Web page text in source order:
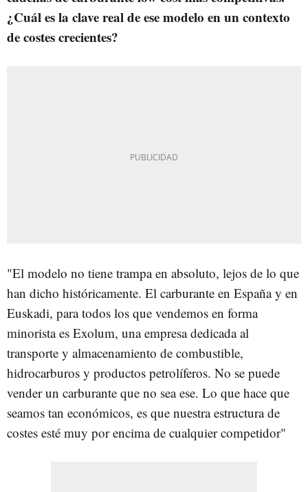
¿Cuál es la clave real de ese modelo en un contexto
de costes crecientes?
"El modelo no tiene trampa en absoluto, lejos de lo que
han dicho históricamente. El carburante en España y en
Euskadi, para todos los que vendemos en forma
minorista es Exolum, una empresa dedicada al
transporte y almacenamiento de combustible,
hidrocarburos y productos petrolíferos. No se puede
vender un carburante que no sea ese. Lo que hace que
seamos tan económicos, es que nuestra estructura de
costes esté muy por encima de cualquier competidor"